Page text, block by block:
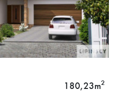
180,23m2